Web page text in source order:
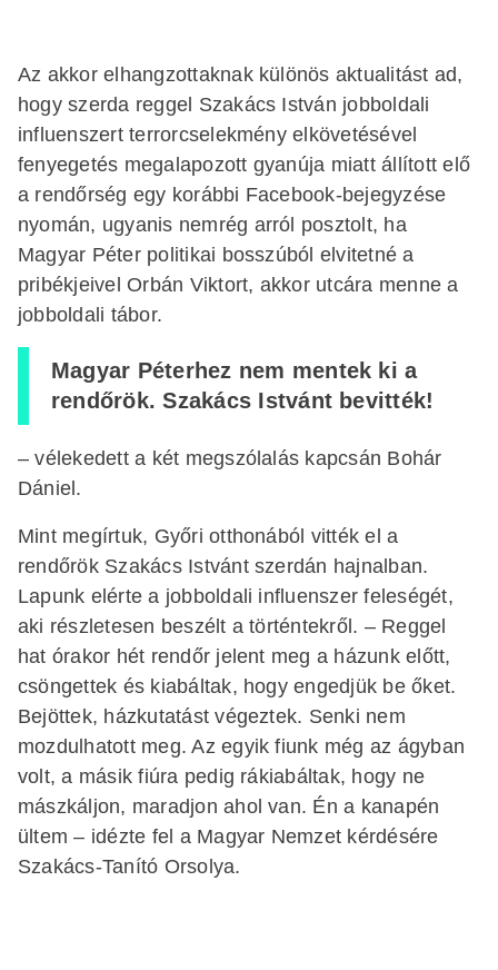
Az akkor elhangzottaknak különös aktualitást ad,
hogy szerda reggel Szakács István jobboldali
influenszert terrorcselekmény elkövetésével
fenyegetés megalapozott gyanúja miatt állított elő
a rendőrség egy korábbi Facebook-bejegyzése
nyomán, ugyanis nemrég arról posztolt, ha
Magyar Péter politikai bosszúból elvitetné a
pribékjeivel Orbán Viktort, akkor utcára menne a
jobboldali tábor.
Magyar Péterhez nem mentek ki a
rendőrök. Szakács Istvánt bevitték!
– vélekedett a két megszólalás kapcsán Bohár
Dániel.
Mint megírtuk, Győri otthonából vitték el a
rendőrök Szakács Istvánt szerdán hajnalban.
Lapunk elérte a jobboldali influenszer feleségét,
aki részletesen beszélt a történtekről. – Reggel
hat órakor hét rendőr jelent meg a házunk előtt,
csöngettek és kiabáltak, hogy engedjük be őket.
Bejöttek, házkutatást végeztek. Senki nem
mozdulhatott meg. Az egyik fiunk még az ágyban
volt, a másik fiúra pedig rákiabáltak, hogy ne
mászkáljon, maradjon ahol van. Én a kanapén
ültem – idézte fel a Magyar Nemzet kérdésére
Szakács-Tanító Orsolya.